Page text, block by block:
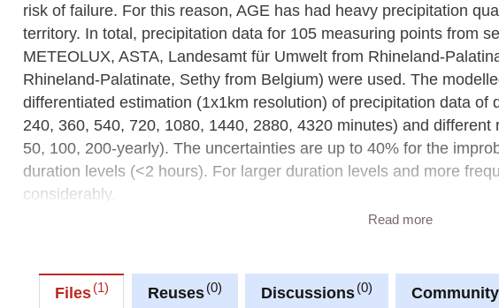
risk of failure. For this reason, AGE has had heavy precipitation
territory. In total, precipitation data for 105 measuring points from
METEOLUX, ASTA, Landesamt für Umwelt from Rhineland-
Rhineland-Palatinate, Sethy from Belgium) were used. The
differentiated estimation (1x1km resolution) of precipitation data of
240, 360, 540, 720, 1080, 1440, 2880, 4320 minutes) and
50, 100, 200-yearly). The uncertainties are up to 40% for the
duration levels (<2 hours). For larger duration levels and more
considerably.
Ministry of Environment, Climate and Biodiversity.
The original data were generated on a 1x1 km grid and exhibited
Read more
Files 1 Reuses 0 Discussions 0